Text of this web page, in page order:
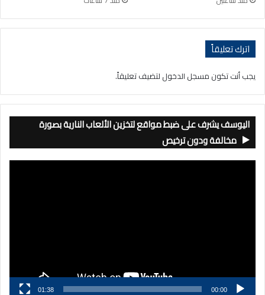
اترك تعليقاً
يجب أنت تكون مسجل الدخول لتضيف تعليقاً.
اليوسف يشرف على ضبط مواقع لتخزين الألعاب النارية بصورة
مخالفة ودون ترخيص
00:00
01:38